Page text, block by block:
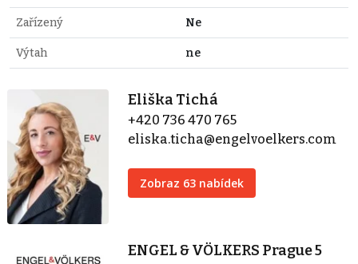
Zařízený Ne
Výtah ne
Eliška Tichá
+420 736 470 765
eliska.ticha@engelvoelkers.com
Zobraz 63 nabídek
ENGEL & VÖLKERS Prague 5